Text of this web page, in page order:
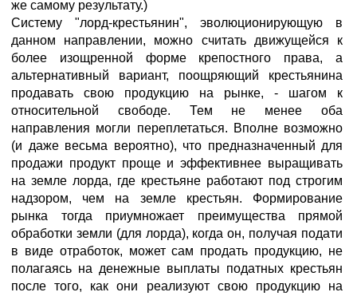
же самому результату.)
Систему "лорд-крестьянин", эволюционирующую в
данном направлении, можно считать движущейся к
более изощренной форме крепостного права, а
альтернативный вариант, поощряющий крестьянина
продавать свою продукцию на рынке, - шагом к
относительной свободе. Тем не менее оба
направления могли переплетаться. Вполне возможно
(и даже весьма вероятно), что предназначенный для
продажи продукт проще и эффективнее выращивать
на земле лорда, где крестьяне работают под строгим
надзором, чем на земле крестьян. Формирование
рынка тогда приумножает преимущества прямой
обработки земли (для лорда), когда он, получая подати
в виде отработок, может сам продать продукцию, не
полагаясь на денежные выплаты податных крестьян
после того, как они реализуют свою продукцию на